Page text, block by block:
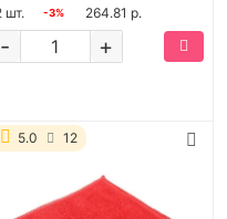
шт.
-3% 264.81 р.
+
-
5.0 12